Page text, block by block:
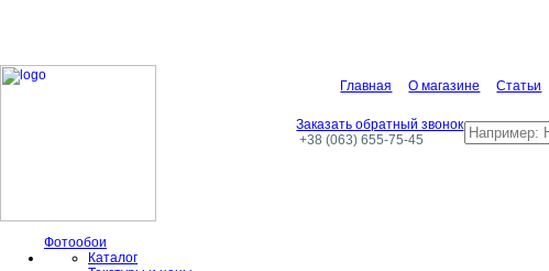
Главная О магазине Статьи
Заказать обратный звонок
+38 (063) 655-75-45
Фотообои
Каталог